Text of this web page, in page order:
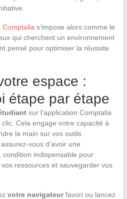
Comptalia s’impose alors comme le
qui cherchent un environnement
pensé pour optimiser la réussite
espace :
étape par étape
sur l’application Comptalia
Cela engage votre capacité à
la main sur vos outils
vous d’avoir une
indispensable pour
ressources et sauvegarder vos
votre navigateurfavori ou lancez